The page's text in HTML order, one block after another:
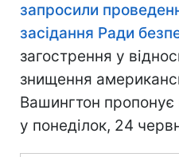
запросили
засідання Ради
загострення у
знищення
Вашингтон пропонує
у понеділок, 24